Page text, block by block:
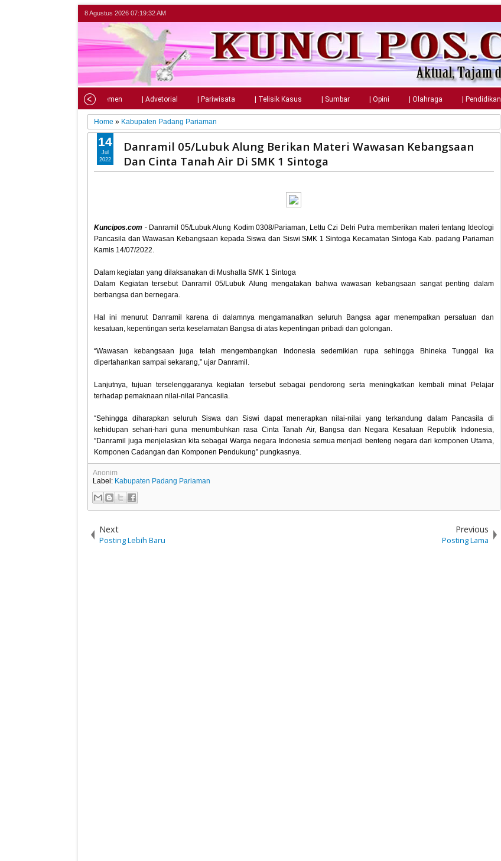
8 Agustus 2026 07:19:33 AM
| Parlemen | Advetorial | Pariwisata | Telisik Kasus | Sumbar | Opini | Olahraga | Pendidikan
Home » Kabupaten Padang Pariaman
Danramil 05/Lubuk Alung Berikan Materi Wawasan Kebangsaan
Dan Cinta Tanah Air Di SMK 1 Sintoga
Kuncipos.com - Danramil 05/Lubuk Alung Kodim 0308/Pariaman, Lettu Czi Delri Putra memberikan materi tentang Ideologi
Pancasila dan Wawasan Kebangsaan kepada Siswa dan Siswi SMK 1 Sintoga Kecamatan Sintoga Kab. padang Pariaman
Kamis 14/07/2022.
Dalam kegiatan yang dilaksanakan di Mushalla SMK 1 Sintoga
Dalam Kegiatan tersebut Danramil 05/Lubuk Alung mengatakan bahwa wawasan kebangsaan sangat penting dalam
berbangsa dan bernegara.
Hal ini menurut Danramil karena di dalamnya mengamanatkan seluruh Bangsa agar menempatkan persatuan dan
kesatuan, kepentingan serta keselamatan Bangsa di atas kepentingan pribadi dan golongan.
“Wawasan kebangsaan juga telah mengembangkan Indonesia sedemikian rupa sehingga Bhineka Tunggal Ika
dipertahankan sampai sekarang,” ujar Danramil.
Lanjutnya, tujuan terselenggaranya kegiatan tersebut sebagai pendorong serta meningkatkan kembali minat Pelajar
terhadap pemaknaan nilai-nilai Pancasila.
“Sehingga diharapkan seluruh Siswa dan Siswi dapat menerapkan nilai-nilai yang terkandung dalam Pancasila di
kehidupan sehari-hari guna menumbuhkan rasa Cinta Tanah Air, Bangsa dan Negara Kesatuan Republik Indonesia,
”Danramil juga menjelaskan kita sebagai Warga negara Indonesia semua menjadi benteng negara dari komponen Utama,
Komponen Cadangan dan Komponen Pendukung” pungkasnya.
14
Jul
2022
Anonim
Label: Kabupaten Padang Pariaman
Next
Posting Lebih Baru
Previous
Posting Lama